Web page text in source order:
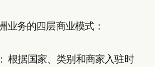
业务的四层商业模式：
根据国家、类别和商家入驻时